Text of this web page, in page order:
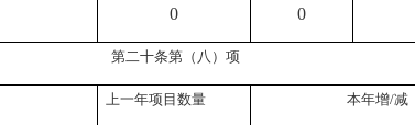
0 0
第二十条第（八）项
上一年项目数量 本年增/减